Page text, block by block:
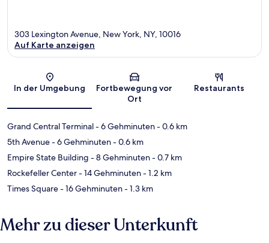
Karte
303 Lexington Avenue, New York, NY, 10016
Auf Karte anzeigen
In der Umgebung
Fortbewegung vor
Ort
Restaurants
Grand Central Terminal- 6 Gehminuten- 0.6 km
5th Avenue- 6 Gehminuten- 0.6 km
Empire State Building - 8 Gehminuten- 0.7 km
Rockefeller Center- 14 Gehminuten- 1.2 km
Times Square- 16 Gehminuten- 1.3 km
Mehr zu dieser Unterkunft